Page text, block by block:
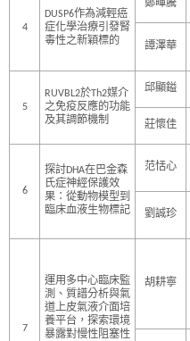
4
DUSP6作為減輕癌
症化學治療引發腎
毒性之新穎標的
鄭暉騰
譚澤華
5
RUVBL2於Th2媒介
之免疫反應的功能
及其調節機制
邱顯鎰
莊懷佳
6
探討DHA在巴金森
氏症神經保護效
果：從動物模型到
臨床血液生物標記
范恬心
劉誠珍
7
運用多中心臨床監
測、質譜分析與氣
道上皮氣液介面培
養平台，探索環境
暴露對慢性阻塞性
胡耕寧